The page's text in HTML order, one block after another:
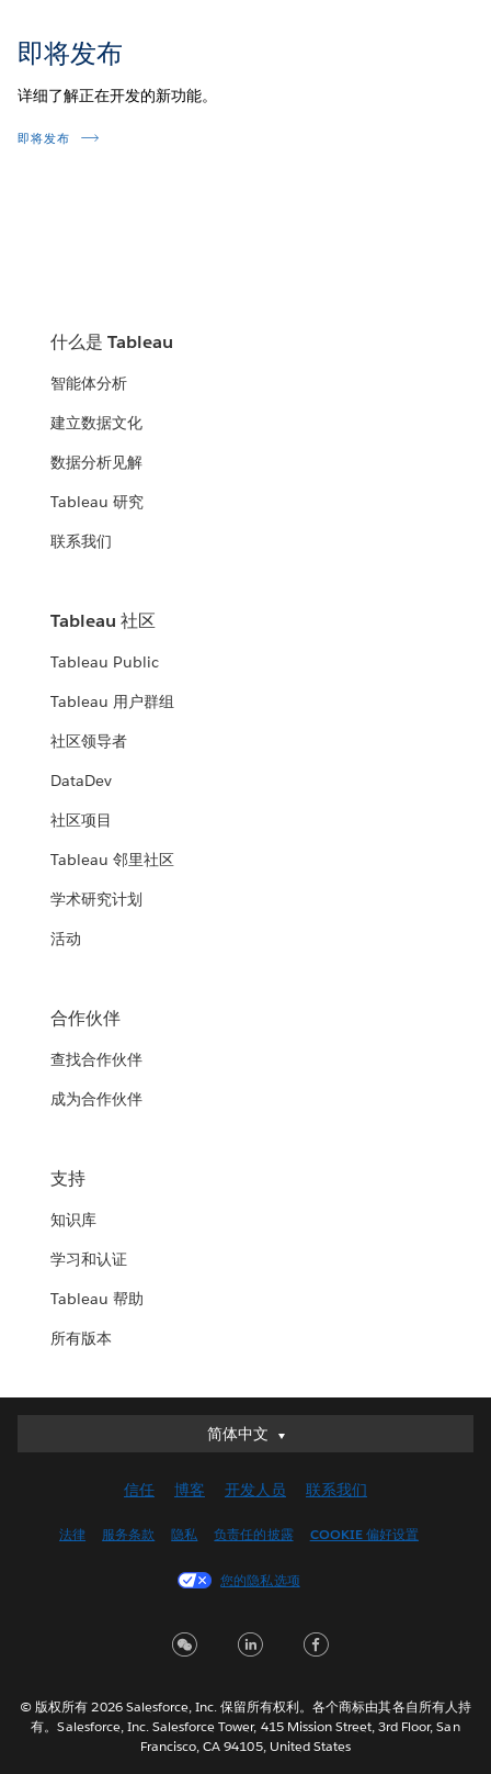
即将发布
详细了解正在开发的新功能。
即将发布
什么是 Tableau
智能体分析
建立数据文化
数据分析见解
Tableau 研究
联系我们
Tableau 社区
Tableau Public
Tableau 用户群组
社区领导者
DataDev
社区项目
Tableau 邻里社区
学术研究计划
活动
合作伙伴
查找合作伙伴
成为合作伙伴
支持
知识库
学习和认证
Tableau 帮助
所有版本
简体中文
简体中文
English (UK)
Français (Canada)
Italiano
한국어
Nederlands
信任 博客 开发人员 联系我们
法律 服务条款 隐私 负责任的披露 COOKIE 偏好设置
您的隐私选项
© 版权所有 2026 Salesforce, Inc. 保留所有权利。各个商标由其各自所有人持
有。Salesforce, Inc. Salesforce Tower, 415 Mission Street, 3rd Floor, San
Francisco, CA 94105, United States